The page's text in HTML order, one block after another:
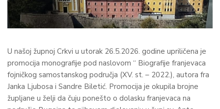
U našoj župnoj Crkvi u utorak 26.5.2026. godine upriličena je
promocija monografije pod naslovom “ Biografije franjevaca
fojničkog samostanskog područja (XV. st. – 2022.), autora fra
Janka Ljubosa i Sandre Biletić. Promocija je okupila brojne
župljane u želji da čuju ponešto o dolasku franjevaca na